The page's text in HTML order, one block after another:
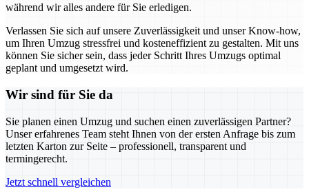
während wir alles andere für Sie erledigen.
Verlassen Sie sich auf unsere Zuverlässigkeit und unser Know-how,
um Ihren Umzug stressfrei und kosteneffizient zu gestalten. Mit uns
können Sie sicher sein, dass jeder Schritt Ihres Umzugs optimal
geplant und umgesetzt wird.
Wir sind für Sie da
Sie planen einen Umzug und suchen einen zuverlässigen Partner?
Unser erfahrenes Team steht Ihnen von der ersten Anfrage bis zum
letzten Karton zur Seite – professionell, transparent und
termingerecht.
Jetzt schnell vergleichen